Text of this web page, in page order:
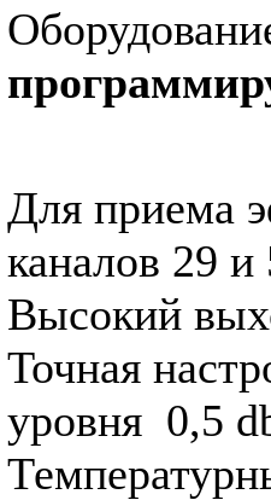
Для приема
каналов 29
Высокий
Точная
уровня 0,5